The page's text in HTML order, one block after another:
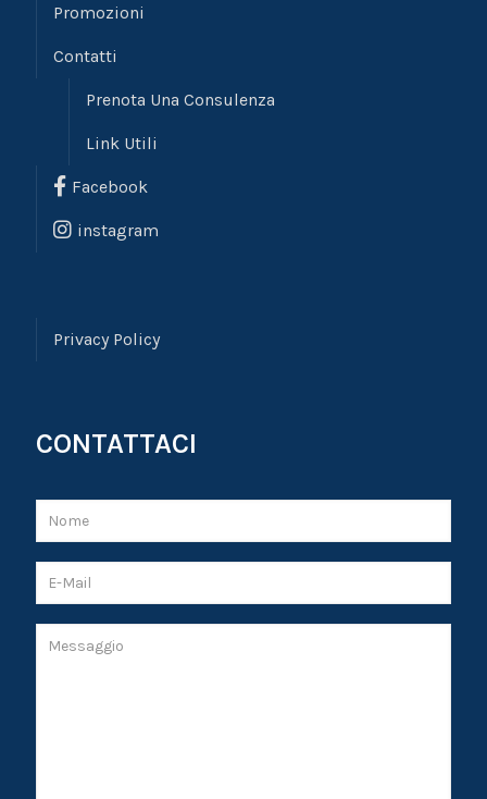
Promozioni
Contatti
Prenota Una Consulenza
Link Utili
Facebook
instagram
Privacy Policy
CONTATTACI